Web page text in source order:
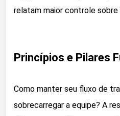
relatam maior controle
Princípios e Pilares
Como manter seu fluxo de
sobrecarregar a equipe? A